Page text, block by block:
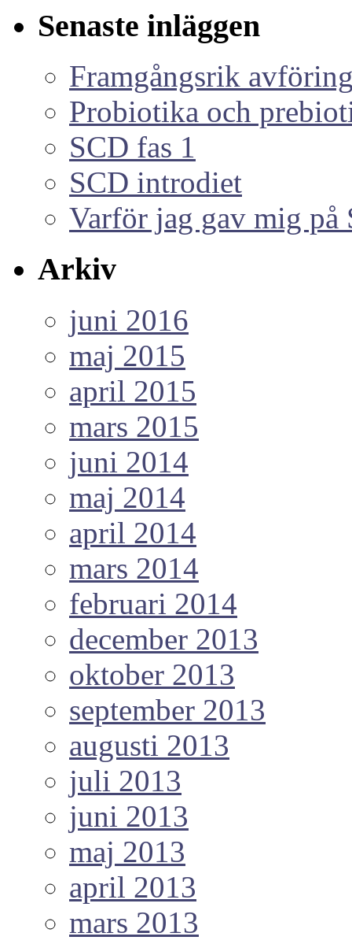
Senaste inläggen
Framgångsrik
Probiotika och
SCD fas 1
SCD introdiet
Varför jag gav mig på
Arkiv
juni 2016
maj 2015
april 2015
mars 2015
juni 2014
maj 2014
april 2014
mars 2014
februari 2014
december 2013
oktober 2013
september 2013
augusti 2013
juli 2013
juni 2013
maj 2013
april 2013
mars 2013